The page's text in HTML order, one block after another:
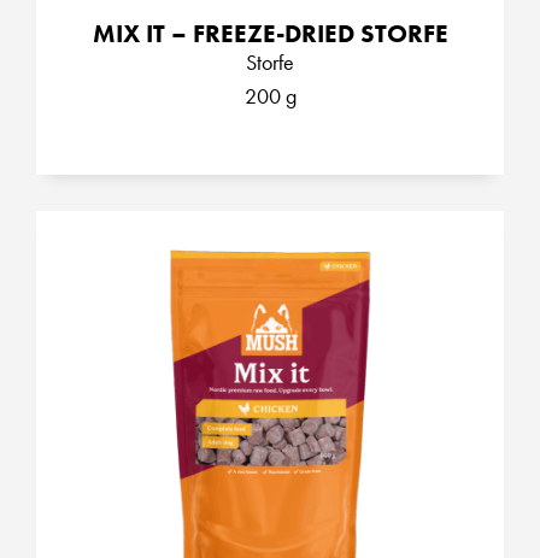
MIX IT – FREEZE-DRIED STORFE
Storfe
200 g